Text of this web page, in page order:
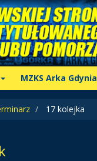
MZKS Arka Gdynia
17 kolejka